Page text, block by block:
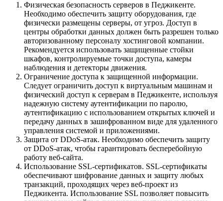
Физическая безопасность серверов в Педжикенте.
Необходимо обеспечить защиту оборудования, где
физически размещены серверы, от угроз. Доступ в
центры обработки данных должен быть разрешен только
авторизованному персоналу хостинговой компании.
Рекомендуется использовать защищенные стойки
шкафов, контролируемые точки доступа, камеры
наблюдения и детекторы движения.
Ограничение доступа к защищенной информации.
Следует ограничить доступ к виртуальным машинам и
физический доступ к серверам в Педжикенте, используя
надежную систему аутентификации по паролю,
аутентификацию с использованием открытых ключей и
передачу данных в зашифрованном виде для удаленного
управления системой и приложениями.
Защита от DDoS-атак. Необходимо обеспечить защиту
от DDoS-атак, чтобы гарантировать бесперебойную
работу веб-сайта.
Использование SSL-сертификатов. SSL-сертификаты
обеспечивают шифрование данных и защиту любых
транзакций, проходящих через веб-проект из
Педжикента. Использование SSL позволяет повысить